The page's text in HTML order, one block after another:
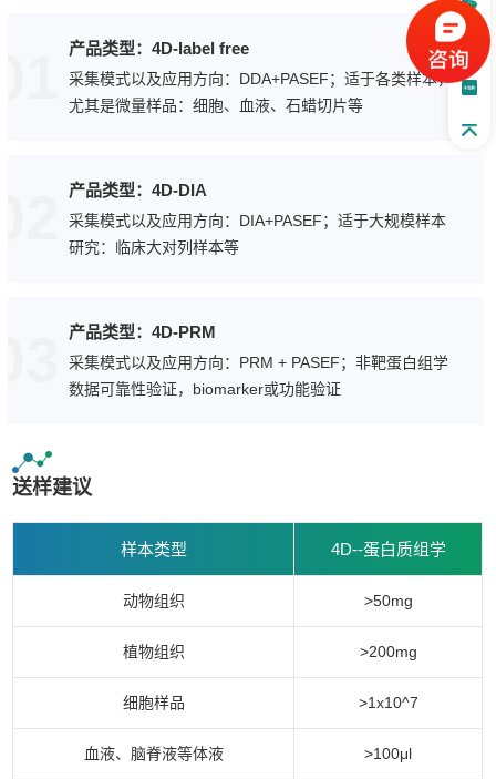
产品类型：4D-label free
采集模式以及应用方向：DDA+PASEF；适于各类样本，
尤其是微量样品：细胞、血液、石蜡切片等
产品类型：4D-DIA
采集模式以及应用方向：DIA+PASEF；适于大规模样本
研究：临床大对列样本等
产品类型：4D-PRM
采集模式以及应用方向：PRM + PASEF；非靶蛋白组学
数据可靠性验证，biomarker或功能验证
送样建议
样本类型 4D--蛋白质组学
动物组织 >50mg
植物组织 >200mg
细胞样品 >1x10^7
血液、脑脊液等体液 >100μl